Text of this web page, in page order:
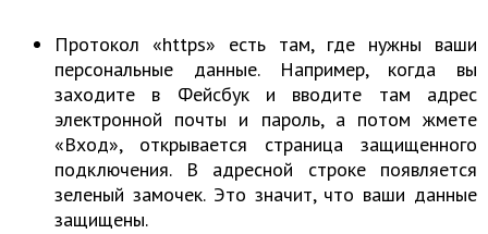
Протокол «https» есть там, где нужны ваши
персональные данные. Например, когда вы
заходите в Фейсбук и вводите там адрес
электронной почты и пароль, а потом жмете
«Вход», открывается страница защищенного
подключения. В адресной строке появляется
зеленый замочек. Это значит, что ваши данные
защищены.